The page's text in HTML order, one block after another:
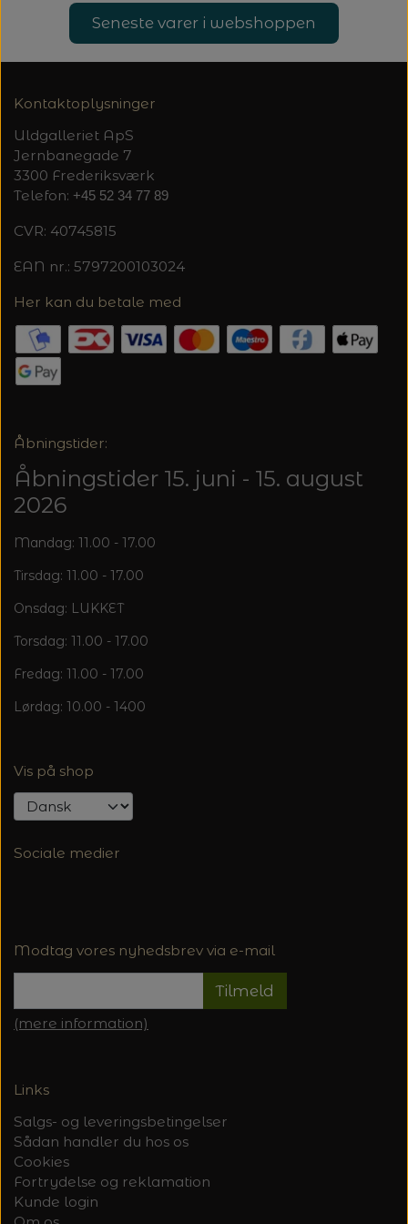
TRYKLÅSE
Seneste varer i webshoppen
Kontaktoplysninger
Uldgalleriet ApS
Jernbanegade 7
3300 Frederiksværk
Telefon: +45 52 34 77 89
CVR: 40745815
EAN nr.: 5797200103024
Her kan du betale med
Åbningstider:
Åbningstider 15. juni - 15. august
2026
Mandag: 11.00 - 17.00
Tirsdag: 11.00 - 17.00
Onsdag: LUKKET
Torsdag: 11.00 - 17.00
Fredag: 11.00 - 17.00
Lørdag: 10.00 - 1400
Vis på shop
Sociale medier
Modtag vores nyhedsbrev via e-mail
Tilmeld
(mere information)
Links
Salgs- og leveringsbetingelser
Sådan handler du hos os
Cookies
Fortrydelse og reklamation
Kunde login